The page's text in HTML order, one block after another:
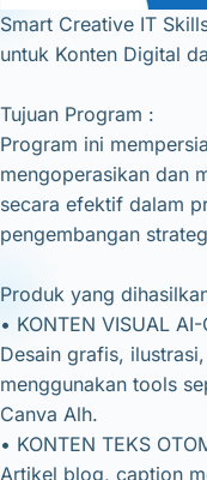
Smart Creative IT
untuk Konten Digital
Tujuan Program :
Program ini
mengoperasikan dan
secara efektif dalam
pengembangan
Produk yang
• KONTEN VISUAL AI-
Desain grafis,
menggunakan tools
Canva Alh.
• KONTEN TEKS
Artikel blog, caption